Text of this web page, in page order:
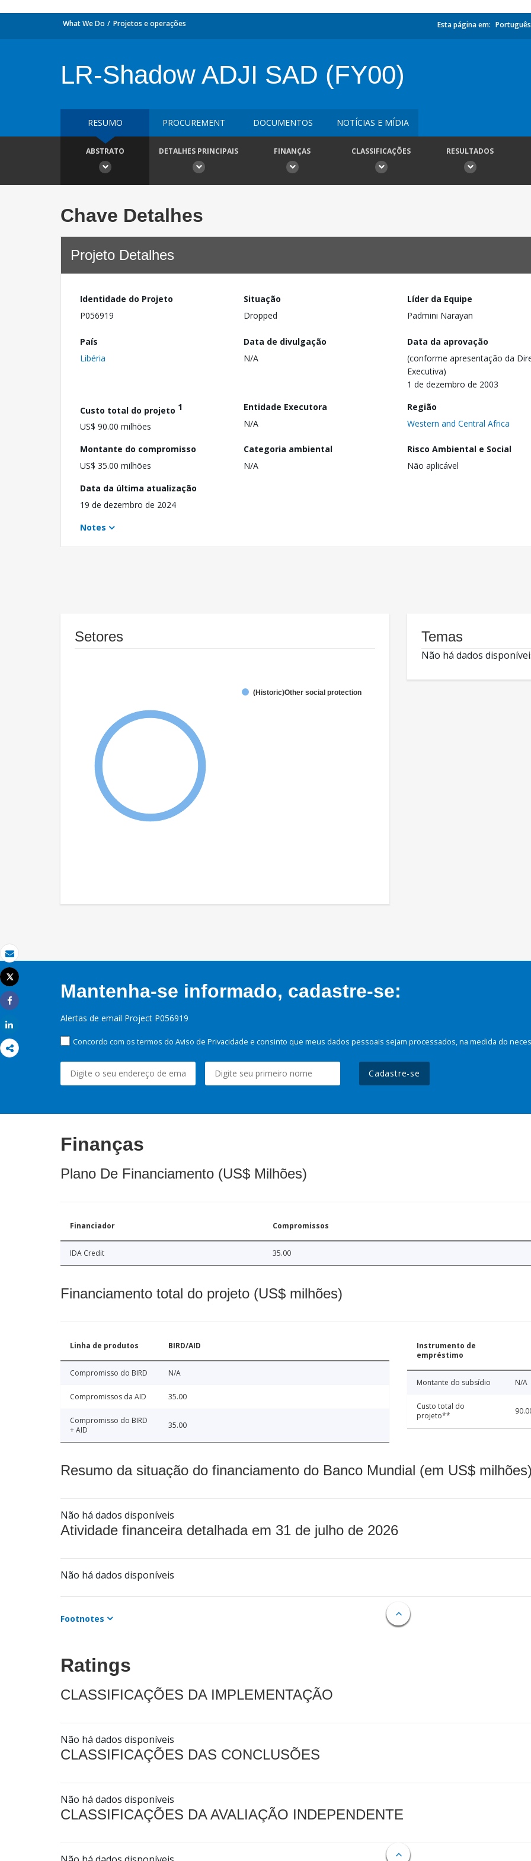
Email
Imprimir
Tweet
Share
What We Do Projetos e operações Esta página em: Português
LR-Shadow ADJI SAD (FY00)
RESUMO PROCUREMENT DOCUMENTOS NOTÍCIAS E MÍDIA
ABSTRATO DETALHES PRINCIPAIS FINANÇAS CLASSIFICAÇÕES RESULTADOS
Chave Detalhes
Projeto Detalhes
Identidade do Projeto
P056919
Situação
Dropped
Líder da Equipe
Padmini Narayan
País
Libéria
Data de divulgação
N/A
Data da aprovação
(conforme apresentação da
Executiva)
1 de dezembro de 2003
Custo total do projeto 1
US$ 90.00 milhões
Entidade Executora
N/A
Região
Western and Central Africa
Montante do compromisso
US$ 35.00 milhões
Categoria ambiental
N/A
Risco Ambiental e Social
Não aplicável
Data da última atualização
19 de dezembro de 2024
Notes
Setores
(Historic)Other social protection
Temas
Não há dados
Mantenha-se informado, cadastre-se:
Alertas de email Project P056919
Concordo com os termos do Aviso de Privacidade e consinto que meus dados pessoais sejam processados, na medida do
Cadastre-se
Finanças
Plano De Financiamento (US$ Milhões)
Financiador Compromissos
IDA Credit 35.00
Financiamento total do projeto (US$ milhões)
Linha de produtos BIRD/AID
Compromisso do BIRD N/A
Compromissos da AID 35.00
Compromisso do BIRD
+ AID
35.00
Instrumento de
empréstimo
Montante do subsídio N/A
Custo total do
projeto**
Resumo da situação do financiamento do Banco Mundial (em US$
Não há dados disponíveis
Atividade financeira detalhada em 31 de julho de 2026
Não há dados disponíveis
Footnotes
Ratings
CLASSIFICAÇÕES DA IMPLEMENTAÇÃO
Não há dados disponíveis
CLASSIFICAÇÕES DAS CONCLUSÕES
Não há dados disponíveis
CLASSIFICAÇÕES DA AVALIAÇÃO INDEPENDENTE